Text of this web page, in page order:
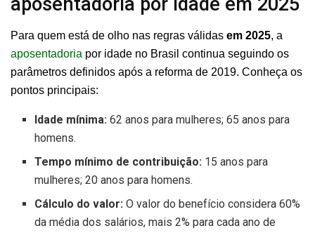
aposentadoria por idade em 2025
Para quem está de olho nas regras válidas em 2025, a
aposentadoria por idade no Brasil continua seguindo os
parâmetros definidos após a reforma de 2019. Conheça os
pontos principais:
Idade mínima: 62 anos para mulheres; 65 anos para
homens.
Tempo mínimo de contribuição: 15 anos para
mulheres; 20 anos para homens.
Cálculo do valor: O valor do benefício considera 60%
da média dos salários, mais 2% para cada ano de